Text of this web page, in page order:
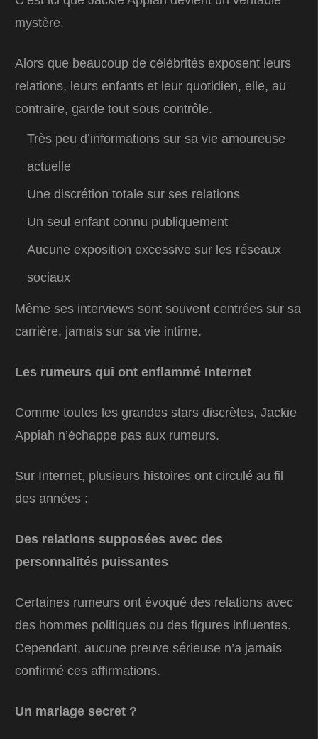
mystère.
Alors que beaucoup de célébrités exposent leurs
relations, leurs enfants et leur quotidien, elle, au
contraire, garde tout sous contrôle.
Très peu d’informations sur sa vie amoureuse
actuelle
Une discrétion totale sur ses relations
Un seul enfant connu publiquement
Aucune exposition excessive sur les réseaux
sociaux
Même ses interviews sont souvent centrées sur sa
carrière, jamais sur sa vie intime.
Les rumeurs qui ont enflammé Internet
Comme toutes les grandes stars discrètes, Jackie
Appiah n’échappe pas aux rumeurs.
Sur Internet, plusieurs histoires ont circulé au fil
des années :
Des relations supposées avec des
personnalités puissantes
Certaines rumeurs ont évoqué des relations avec
des hommes politiques ou des figures influentes.
Cependant, aucune preuve sérieuse n’a jamais
confirmé ces affirmations.
Un mariage secret ?